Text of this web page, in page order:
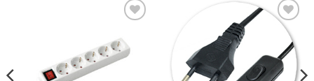
við á
óskalista
Bæta
óskalista